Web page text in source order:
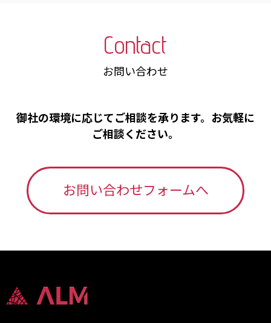
Contact
お問い合わせ
御社の環境に応じてご相談を承ります。お気軽に
ご相談ください。
お問い合わせフォームへ